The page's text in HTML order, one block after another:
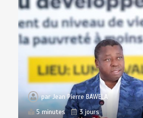
parJean Pierre BAWELA
5 minutes
3 jours